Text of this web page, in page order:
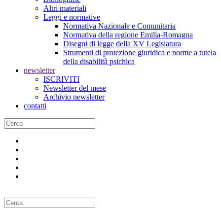
Altri materiali
Leggi e normative
Normativa Nazionale e Comunitaria
Normativa della regione Emilia-Romagna
Disegni di legge della XV Legislatura
Strumenti di protezione giuridica e norme a tutela
della disabilità psichica
newsletter
ISCRIVITI
Newsletter del mese
Archivio newsletter
contatti